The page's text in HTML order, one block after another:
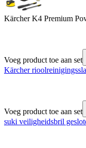
Kärcher K4 Premium
Voeg product toe aan set
Kärcher
Voeg product toe aan set
suki veiligheidsbril